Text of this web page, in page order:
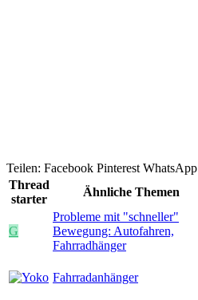
Teilen: Facebook Pinterest WhatsApp
Thread
starter
Ähnliche Themen
G
Probleme mit "schneller"
Bewegung: Autofahren,
Fahrradhänger
Fahrradanhänger